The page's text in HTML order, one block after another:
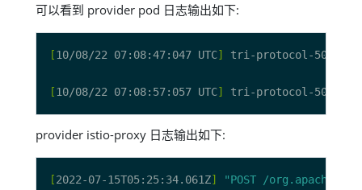
可以看到 provider pod 日志输出如下:
[10/08/22 07:08:47:047 UTC] tri-protocol-50052-
[10/08/22 07:08:57:057 UTC] tri-protocol-50052-
provider istio-proxy 日志输出如下:
[2022-07-15T05:25:34.061Z]
"POST /